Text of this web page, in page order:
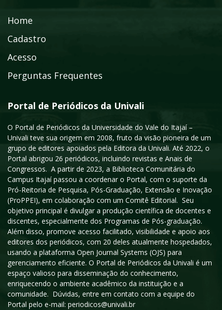
Home
Cadastro
Acesso
Perguntas Frequentes
Portal de Periódicos da Univali
O Portal de Periódicos da Universidade do Vale do Itajaí –
Univali teve sua origem em 2008, fruto da visão pioneira de um
grupo de editores apoiados pela Editora da Univali. Até 2022, o
Portal abrigou 26 periódicos, incluindo revistas e Anais de
Congressos. A partir de 2023, a Biblioteca Comunitária do
Campus Itajaí passou a coordenar o Portal, com o suporte da
Pró-Reitoria de Pesquisa, Pós-Graduação, Extensão e Inovação
(ProPPEI), em colaboração com um Comitê Editorial. Seu
objetivo principal é divulgar a produção científica de docentes e
discentes, especialmente dos Programas de Pós-graduação.
Além disso, promove acesso facilitado, visibilidade e apoio aos
editores dos periódicos, com 20 deles atualmente hospedados,
usando a plataforma Open Journal Systems (OJS) para
gerenciamento eficiente. O Portal de Periódicos da Univali é um
espaço valioso para disseminação do conhecimento,
enriquecendo o ambiente acadêmico da instituição e a
comunidade. Dúvidas, entre em contato com a equipe do
Portal pelo e-mail: periodicos@univali.br